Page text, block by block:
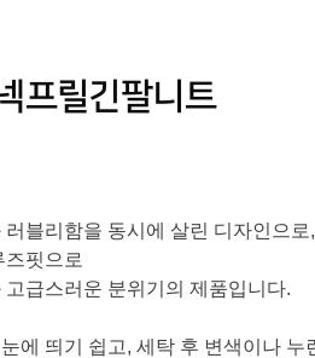
프릴긴팔니트
블리함을 동시에 살린 디자인으로
즈핏으로
급스러운 분위기의 제품입니다.
에 띄기 쉽고, 세탁 후 변색이나